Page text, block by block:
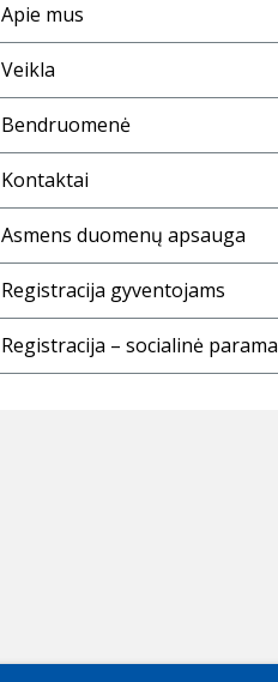
Apie mus
Veikla
Bendruomenė
Kontaktai
Asmens duomenų apsauga
Registracija gyventojams
Registracija – socialinė parama